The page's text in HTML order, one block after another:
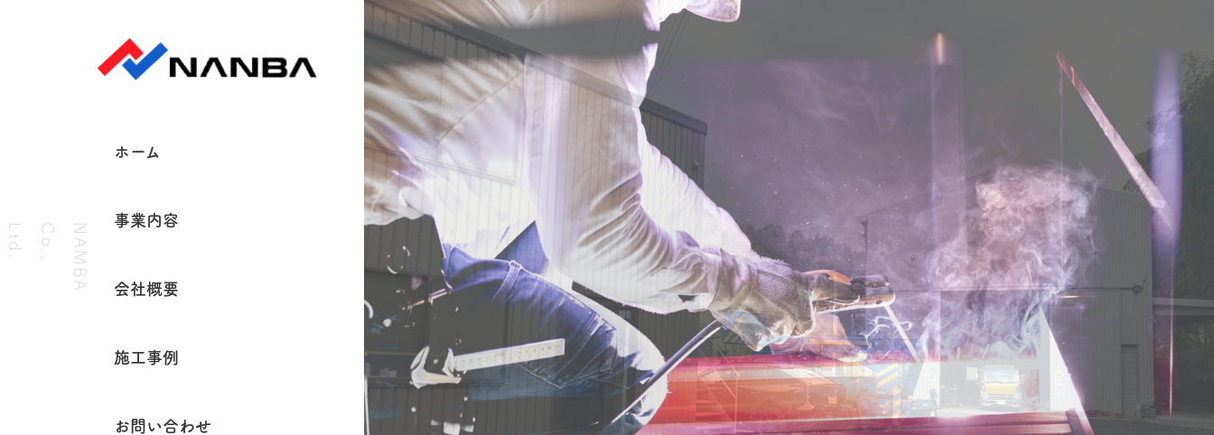
N
A
M
B
A
C
o
.
,
L
t
d
.
ホーム
事業内容
会社概要
施工事例
お問い合わせ